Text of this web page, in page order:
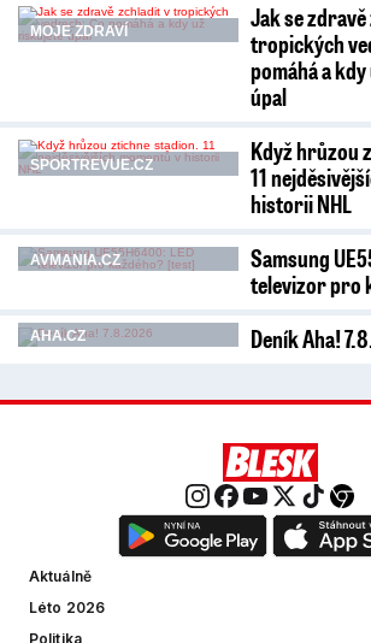
MOJE ZDRAVÍ
Jak se
tropických
pomáhá a
úpal
SPORTREVUE.CZ
Když hrůzou
11
historii NHL
AVMANIA.CZ
Samsung
televizor pro
AHA.CZ Deník Aha!
Aktuálně
Léto 2026
Politika